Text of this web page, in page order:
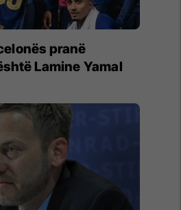
pranë
Lamine Yamal